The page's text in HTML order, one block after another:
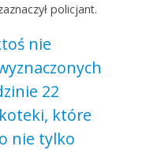
policjant.
nie
22
które
nie tylko